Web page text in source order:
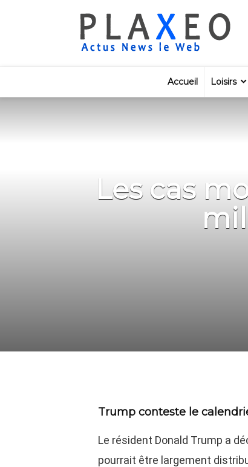
Accueil Loisirs
Les cas
Trump conteste le
Le résident Donald Trump a
pourrait être largement